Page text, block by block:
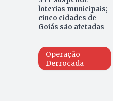
loterias municipais;
cinco cidades de
Goiás são afetadas
Operação
Derrocada